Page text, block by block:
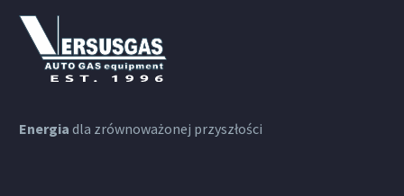
Energia dla zrównoważonej przyszłości